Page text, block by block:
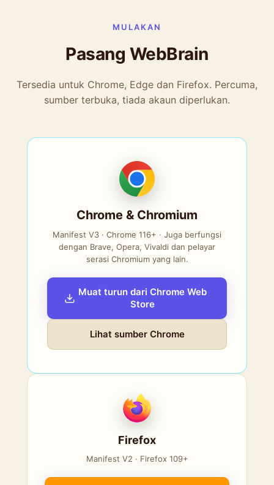
MULAKAN
Pasang WebBrain
Tersedia untuk Chrome, Edge dan Firefox. Percuma,
sumber terbuka, tiada akaun diperlukan.
Chrome & Chromium
Manifest V3 · Chrome 116+ · Juga berfungsi
dengan Brave, Opera, Vivaldi dan pelayar
serasi Chromium yang lain.
Muat turun dari Chrome Web
Store
Lihat sumber Chrome
Firefox
Manifest V2 · Firefox 109+